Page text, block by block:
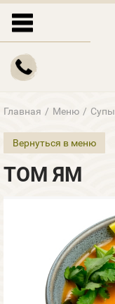
Главная / Меню / Супы
Вернуться в меню
ТОМ ЯМ